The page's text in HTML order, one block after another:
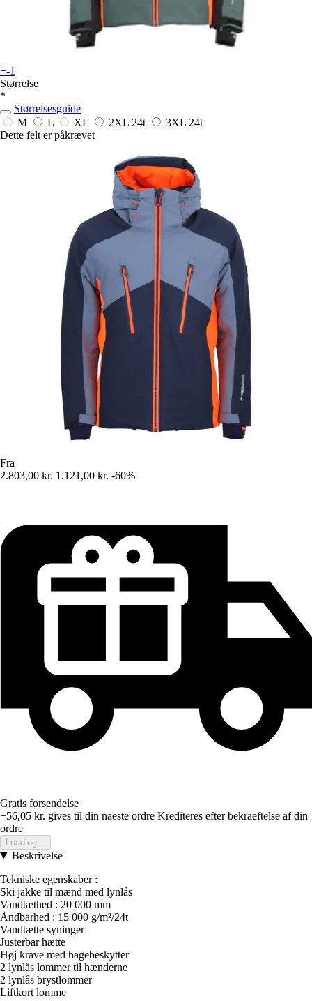
+-1
Størrelse
*
Størrelsesguide
M
L XL 2XL 24t 3XL 24t
Dette felt er påkrævet
Fra
2.803,00 kr. 1.121,00 kr. -60%
Gratis forsendelse
+56,05 kr. gives til din naeste ordre Krediteres efter bekraeftelse af din
ordre
Loading...
Beskrivelse
Tekniske egenskaber :
Ski jakke til mænd med lynlås
Vandtæthed : 20 000 mm
Åndbarhed : 15 000 g/m²/24t
Vandtætte syninger
Justerbar hætte
Høj krave med hagebeskytter
2 lynlås lommer til hænderne
2 lynlås brystlommer
Liftkort lomme